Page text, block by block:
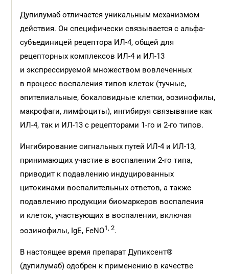
Дупилумаб отличается уникальным механизмом
действия. Он специфически связывается с альфа-
субъединицей рецептора ИЛ-4, общей для
рецепторных комплексов ИЛ-4 и ИЛ-13
и экспрессируемой множеством вовлеченных
в процесс воспаления типов клеток (тучные,
эпителиальные, бокаловидные клетки, эозинофилы,
макрофаги, лимфоциты), ингибируя связывание как
ИЛ-4, так и ИЛ-13 с рецепторами 1-го и 2-го типов.
Ингибирование сигнальных путей ИЛ-4 и ИЛ-13,
принимающих участие в воспалении 2-го типа,
приводит к подавлению индуцированных
цитокинами воспалительных ответов, а также
подавлению продукции биомаркеров воспаления
и клеток, участвующих в воспалении, включая
эозинофилы, IgE, FeNO1, 2.
В настоящее время препарат Дупиксент®
(дупилумаб) одобрен к применению в качестве